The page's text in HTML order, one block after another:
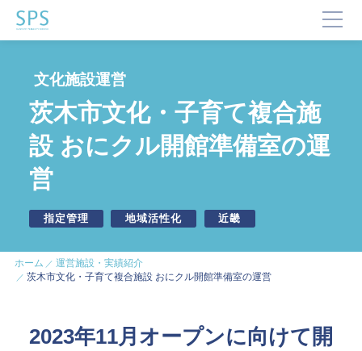
TOP
SPSが選ばれる理由
事業内容と提供サービス
企業・ブランドの価値向上
イベント企画・運営
サステナビリティ活動
ビジネスサポート
文化施設運営
文化施設運営
茨木市文化・子育て複合施
設 おにクル開館準備室の運
営
指定管理 地域活性化 近畿
ホーム
運営施設・実績紹介
茨木市文化・子育て複合施設 おにクル開館準備室の運営
2023年11月オープンに向けて開